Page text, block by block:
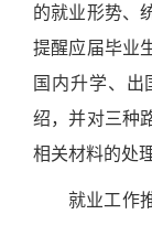
的就业形势、
提醒应届毕业
国内升学、
绍，并对三种
相关材料的处
就业工作